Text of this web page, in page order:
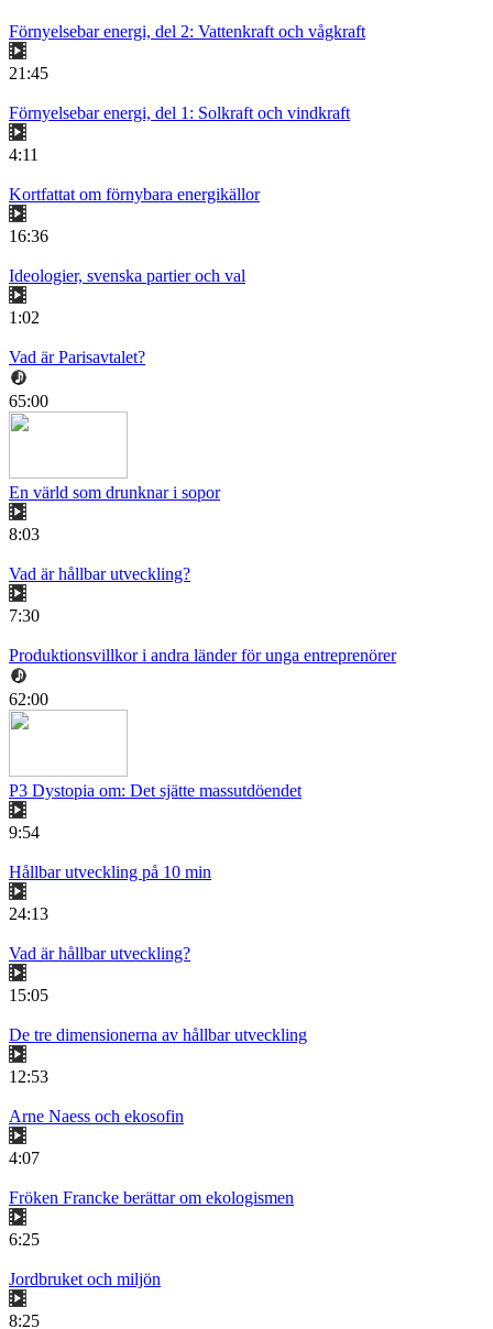
Förnyelsebar energi, del 2: Vattenkraft och vågkraft
21:45
Förnyelsebar energi, del 1: Solkraft och vindkraft
4:11
Kortfattat om förnybara energikällor
16:36
Ideologier, svenska partier och val
1:02
Vad är Parisavtalet?
65:00
En värld som drunknar i sopor
8:03
Vad är hållbar utveckling?
7:30
Produktionsvillkor i andra länder för unga entreprenörer
62:00
P3 Dystopia om: Det sjätte massutdöendet
9:54
Hållbar utveckling på 10 min
24:13
Vad är hållbar utveckling?
15:05
De tre dimensionerna av hållbar utveckling
12:53
Arne Naess och ekosofin
4:07
Fröken Francke berättar om ekologismen
6:25
Jordbruket och miljön
8:25